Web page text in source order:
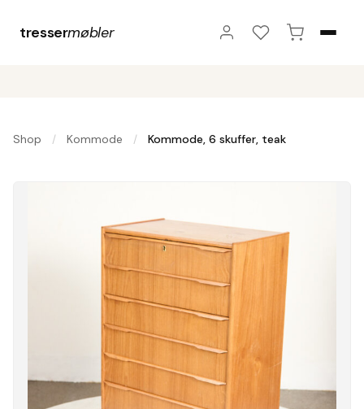
tressermøbler
Shop / Kommode / Kommode, 6 skuffer, teak